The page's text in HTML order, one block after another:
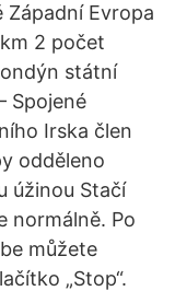
Západní Evropa
2 počet
státní
Spojené
Irska člen
odděleno
úžinou Stačí
normálně. Po
můžete
„Stop“.